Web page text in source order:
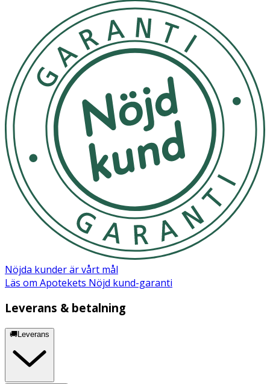
- Använd på morgonen och kvällen.
- Massera försiktigt in på fuktigt ansikte. Undvik området
runt ögonen.
- Skölj av med ljummet vatten.
- Kan förvaras i rumstemperatur.
Innehåll
Aqua, Glycolic Acid, Dimethicone, Glycerin, Tapioca Starch,
Cetearyl Alcohol, Glyceryl Stearate, Sodium Hydroxide,
Gluconolactone, PEG40 Stearate, PEG150 Distearate,
Salicylic Acid, Niacinamide, Panthenol, Glycyrrhiza Inflata
Root Extract, Pantolactone, Xanthan Gum, Trisodium
EDTA, Citric Acid, Phenoxyethanol, Parfum
Märkning: FSC Forest Steward Council Mix
Nöjda kunder är vårt mål
Läs om Apotekets Nöjd kund-garanti
Leverans & betalning
🚚Leverans